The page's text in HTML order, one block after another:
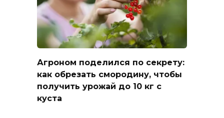
Агроном поделился по секрету:
как обрезать смородину, чтобы
получить урожай до 10 кг с
куста